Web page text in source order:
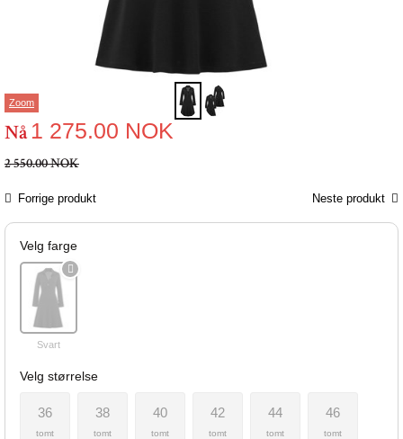
Zoom
Nå 1 275.00 NOK
2 550.00 NOK
Forrige produkt Neste produkt
Velg farge
Svart
Velg størrelse
36
tomt
38
tomt
40
tomt
42
tomt
44
tomt
46
tomt